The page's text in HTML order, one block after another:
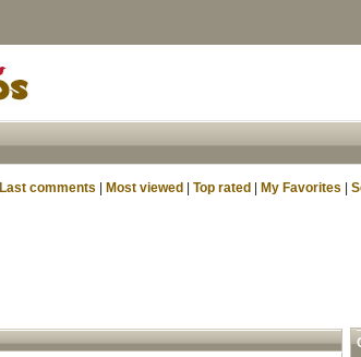
Last comments Most viewed Top rated My Favorites